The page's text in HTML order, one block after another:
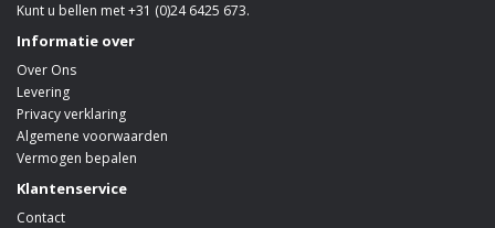
Kunt u bellen met +31 (0)24 6425 673.
Informatie over
Over Ons
Levering
Privacy verklaring
Algemene voorwaarden
Vermogen bepalen
Klantenservice
Contact